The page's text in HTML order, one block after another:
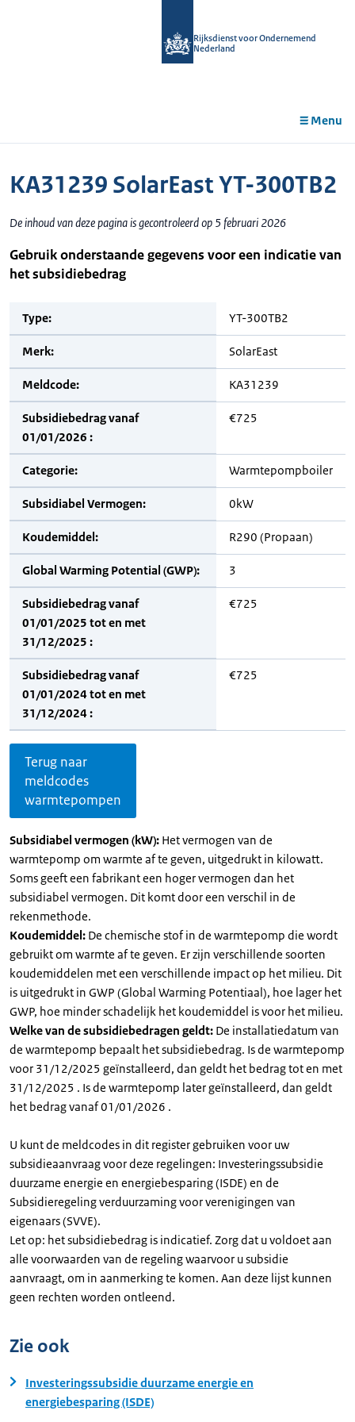
Rijksdienst voor Ondernemend
Nederland
Menu
KA31239 SolarEast YT-300TB2
De inhoud van deze pagina is gecontroleerd op 5 februari 2026
Gebruik onderstaande gegevens voor een indicatie van
het subsidiebedrag
Type: YT-300TB2
Merk: SolarEast
Meldcode: KA31239
Subsidiebedrag vanaf
01/01/2026 :
€725
Categorie: Warmtepompboiler
Subsidiabel Vermogen: 0kW
Koudemiddel: R290 (Propaan)
Global Warming Potential (GWP): 3
Subsidiebedrag vanaf
01/01/2025 tot en met
31/12/2025 :
€725
Subsidiebedrag vanaf
01/01/2024 tot en met
31/12/2024 :
€725
Terug naar
meldcodes
warmtepompen
Subsidiabel vermogen (kW): Het vermogen van de
warmtepomp om warmte af te geven, uitgedrukt in kilowatt.
Soms geeft een fabrikant een hoger vermogen dan het
subsidiabel vermogen. Dit komt door een verschil in de
rekenmethode.
Koudemiddel: De chemische stof in de warmtepomp die wordt
gebruikt om warmte af te geven. Er zijn verschillende soorten
koudemiddelen met een verschillende impact op het milieu. Dit
is uitgedrukt in GWP (Global Warming Potentiaal), hoe lager het
GWP, hoe minder schadelijk het koudemiddel is voor het milieu.
Welke van de subsidiebedragen geldt: De installatiedatum van
de warmtepomp bepaalt het subsidiebedrag. Is de warmtepomp
voor 31/12/2025 geïnstalleerd, dan geldt het bedrag tot en met
31/12/2025 . Is de warmtepomp later geïnstalleerd, dan geldt
het bedrag vanaf 01/01/2026 .
U kunt de meldcodes in dit register gebruiken voor uw
subsidieaanvraag voor deze regelingen: Investeringssubsidie
duurzame energie en energiebesparing (ISDE) en de
Subsidieregeling verduurzaming voor verenigingen van
eigenaars (SVVE).
Let op: het subsidiebedrag is indicatief. Zorg dat u voldoet aan
alle voorwaarden van de regeling waarvoor u subsidie
aanvraagt, om in aanmerking te komen. Aan deze lijst kunnen
geen rechten worden ontleend.
Zie ook
Investeringssubsidie duurzame energie en
energiebesparing (ISDE)